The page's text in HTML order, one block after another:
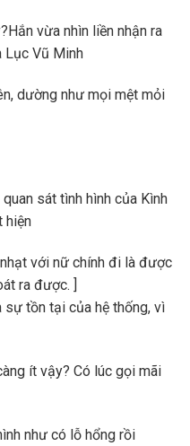
vừa nhìn liền nhận ra
Lục Vũ Minh
dường như mọi mệt mỏi
sát tình hình của Kình
hiện
với nữ chính đi là được
ra được. ]
sự tồn tại của hệ thống, vì
ít vậy? Có lúc gọi mãi
như có lỗ hổng rồi